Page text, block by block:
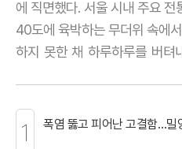
에 직면했다. 서울 시내 주요
40도에 육박하는 무더위 속에
하지 못한 채 하루하루를 버텨
세 사업자들이 속출하고 있는
요금과 물가 탓에 폭염보
1 폭염 뚫고 피어난 고결함…밀